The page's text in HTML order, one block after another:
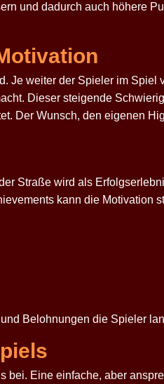
und dadurch auch höhere
Je weiter der Spieler im Spiel
Dieser steigende
Der Wunsch, den eigenen
Straße wird als
kann die Motivation
Belohnungen die Spieler
bei. Eine einfache, aber